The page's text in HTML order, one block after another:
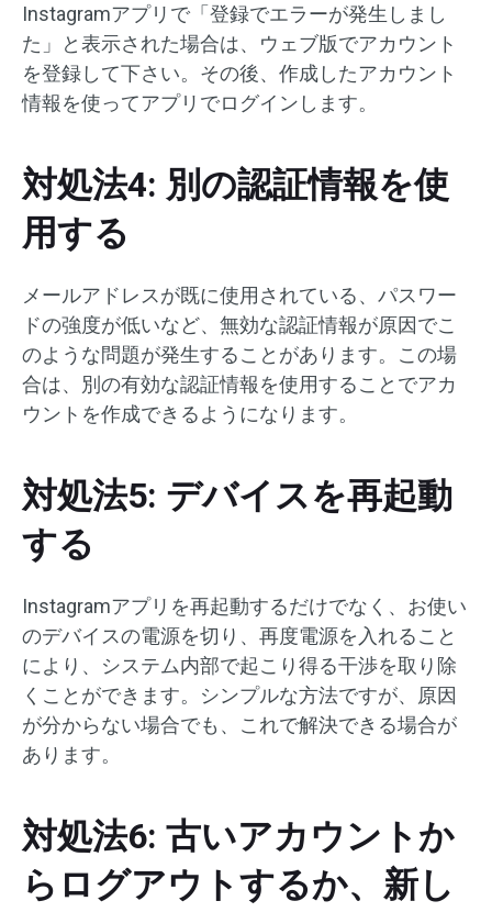
Instagramアプリで「登録でエラーが発生しまし
た」と表示された場合は、ウェブ版でアカウント
を登録して下さい。その後、作成したアカウント
情報を使ってアプリでログインします。
対処法4: 別の認証情報を使
用する
メールアドレスが既に使用されている、パスワー
ドの強度が低いなど、無効な認証情報が原因でこ
のような問題が発生することがあります。この場
合は、別の有効な認証情報を使用することでアカ
ウントを作成できるようになります。
対処法5: デバイスを再起動
する
Instagramアプリを再起動するだけでなく、お使い
のデバイスの電源を切り、再度電源を入れること
により、システム内部で起こり得る干渉を取り除
くことができます。シンプルな方法ですが、原因
が分からない場合でも、これで解決できる場合が
あります。
対処法6: 古いアカウントか
らログアウトするか、新し